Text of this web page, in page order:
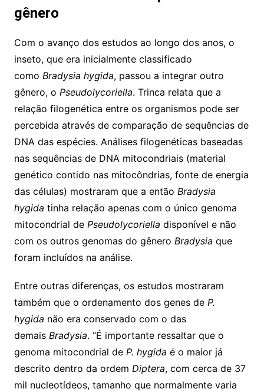
gênero
Com o avanço dos estudos ao longo dos anos, o
inseto, que era inicialmente classificado
como Bradysia hygida, passou a integrar outro
gênero, o Pseudolycoriella. Trinca relata que a
relação filogenética entre os organismos pode ser
percebida através de comparação de sequências de
DNA das espécies. Análises filogenéticas baseadas
nas sequências de DNA mitocondriais (material
genético contido nas mitocôndrias, fonte de energia
das células) mostraram que a então Bradysia
hygida tinha relação apenas com o único genoma
mitocondrial de Pseudolycoriella disponível e não
com os outros genomas do gênero Bradysia que
foram incluídos na análise.
Entre outras diferenças, os estudos mostraram
também que o ordenamento dos genes de P.
hygida não era conservado com o das
demais Bradysia. “É importante ressaltar que o
genoma mitocondrial de P. hygida é o maior já
descrito dentro da ordem Diptera, com cerca de 37
mil nucleotídeos, tamanho que normalmente varia